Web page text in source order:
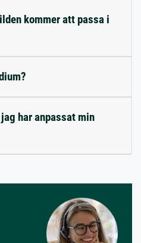
kommer att passa i
har anpassat min